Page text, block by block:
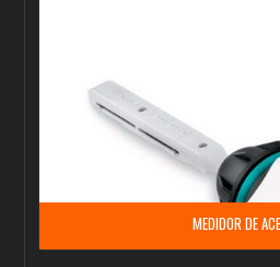
MEDIDOR DE